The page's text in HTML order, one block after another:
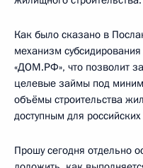
Как было сказано в
механизм субсидирования
«ДОМ.РФ», что позволит
целевые займы под
объёмы строительства
доступным для
Прошу сегодня отдельно